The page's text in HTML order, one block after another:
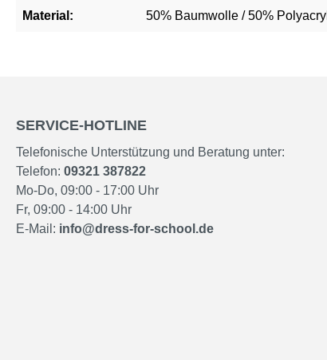
Material: 50% Baumwolle / 50% Polyacryl
SERVICE-HOTLINE
Telefonische Unterstützung und Beratung unter:
Telefon: 09321 387822
Mo-Do, 09:00 - 17:00 Uhr
Fr, 09:00 - 14:00 Uhr
E-Mail: info@dress-for-school.de